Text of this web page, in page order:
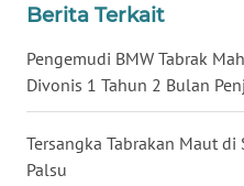
Berita Terkait
Pengemudi BMW Tabrak
Divonis 1 Tahun 2 Bulan
Tersangka Tabrakan Maut
Palsu
JATIM
BALI